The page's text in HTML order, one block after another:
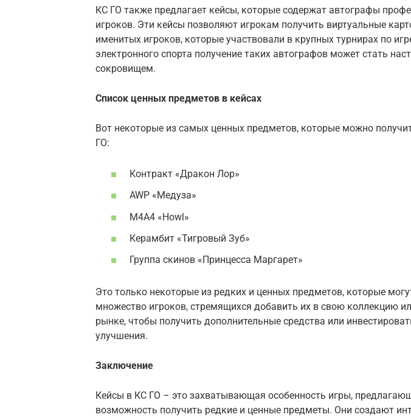
КС ГО также предлагает кейсы, которые содержат автографы
игроков. Эти кейсы позволяют игрокам получить виртуальные
именитых игроков, которые участвовали в крупных турнирах по
электронного спорта получение таких автографов может стать
сокровищем.
Список ценных предметов в кейсах
Вот некоторые из самых ценных предметов, которые можно
ГО:
Контракт «Дракон Лор»
AWP «Медуза»
M4A4 «Howl»
Керамбит «Тигровый Зуб»
Группа скинов «Принцесса Маргарет»
Это только некоторые из редких и ценных предметов, которые
множество игроков, стремящихся добавить их в свою коллекцию
рынке, чтобы получить дополнительные средства или
улучшения.
Заключение
Кейсы в КС ГО – это захватывающая особенность игры,
возможность получить редкие и ценные предметы. Они создают